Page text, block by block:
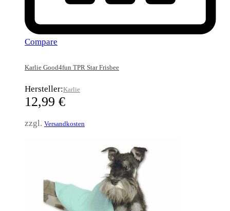
Compare
Karlie Good4fun TPR Star Frisbee
Hersteller:Karlie
12,99 €
zzgl. Versandkosten